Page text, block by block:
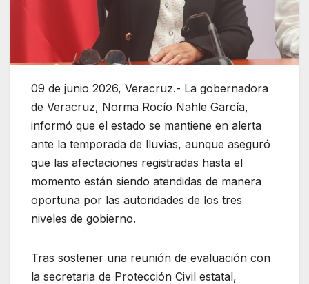
09 de junio 2026, Veracruz.- La gobernadora
de Veracruz, Norma Rocío Nahle García,
informó que el estado se mantiene en alerta
ante la temporada de lluvias, aunque aseguró
que las afectaciones registradas hasta el
momento están siendo atendidas de manera
oportuna por las autoridades de los tres
niveles de gobierno.
Tras sostener una reunión de evaluación con
la secretaria de Protección Civil estatal,